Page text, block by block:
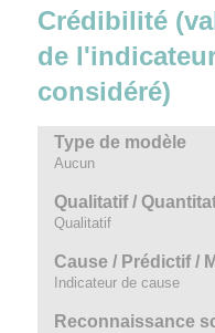
Crédibilité
de
considéré)
Type de modèle
Aucun
Qualitatif /
Qualitatif
Cause / Prédictif /
Indicateur de cause
Reconnaissance